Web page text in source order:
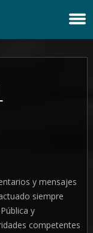
y mensajes
siempre
y
competentes